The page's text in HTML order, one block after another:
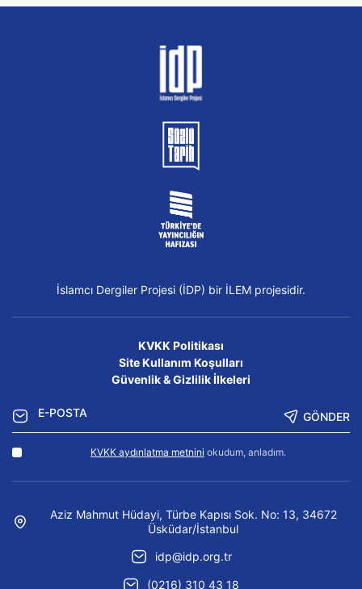
İslamcı Dergiler Projesi (İDP) bir İLEM projesidir.
KVKK Politikası
Site Kullanım Koşulları
Güvenlik & Gizlilik İlkeleri
GÖNDER
KVKK aydınlatma metnini okudum, anladım.
Aziz Mahmut Hüdayi, Türbe Kapısı Sok. No: 13, 34672
Üsküdar/İstanbul
idp@idp.org.tr
(0216) 310 43 18